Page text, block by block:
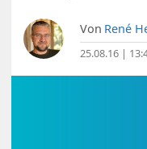
Von René
25.08.16 |